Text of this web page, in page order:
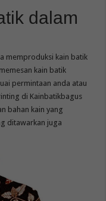
dalam
memproduksi kain batik
kain batik
permintaan anda atau
di Kainbatikbagus
bahan kain yang
ditawarkan juga